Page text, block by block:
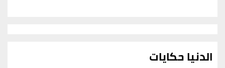
الدنيا حكايات